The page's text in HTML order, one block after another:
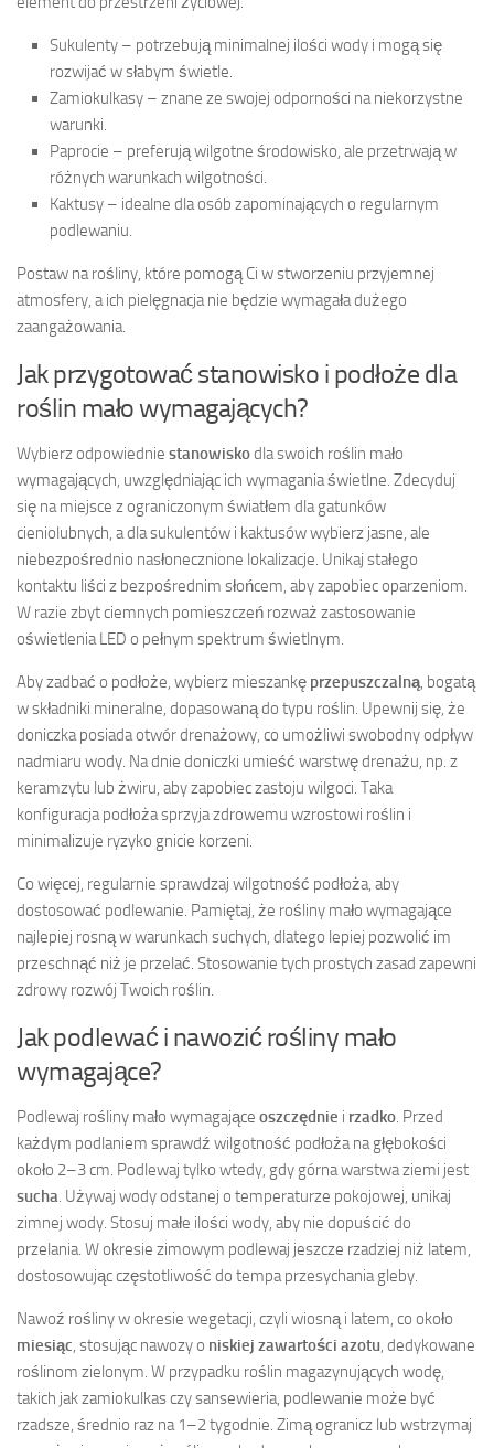
Sukulenty – potrzebują minimalnej ilości wody i mogą się
rozwijać w słabym świetle.
Zamiokulkasy – znane ze swojej odporności na niekorzystne
warunki.
Paprocie – preferują wilgotne środowisko, ale przetrwają w
różnych warunkach wilgotności.
Kaktusy – idealne dla osób zapominających o regularnym
podlewaniu.
Postaw na rośliny, które pomogą Ci w stworzeniu przyjemnej
atmosfery, a ich pielęgnacja nie będzie wymagała dużego
zaangażowania.
Jak przygotować stanowisko i podłoże dla
roślin mało wymagających?
Wybierz odpowiednie stanowiskodla swoich roślin mało
wymagających, uwzględniając ich wymagania świetlne. Zdecyduj
się na miejsce z ograniczonym światłem dla gatunków
cieniolubnych, a dla sukulentów i kaktusów wybierz jasne, ale
niebezpośrednio nasłonecznione lokalizacje. Unikaj stałego
kontaktu liści z bezpośrednim słońcem, aby zapobiec oparzeniom.
W razie zbyt ciemnych pomieszczeń rozważ zastosowanie
oświetlenia LED o pełnym spektrum świetlnym.
Aby zadbać o podłoże, wybierz mieszankę przepuszczalną , bogatą
w składniki mineralne, dopasowaną do typu roślin. Upewnij się, że
doniczka posiada otwór drenażowy, co umożliwi swobodny odpływ
nadmiaru wody. Na dnie doniczki umieść warstwę drenażu, np. z
keramzytu lub żwiru, aby zapobiec zastoju wilgoci. Taka
konfiguracja podłoża sprzyja zdrowemu wzrostowi roślin i
minimalizuje ryzyko gnicie korzeni.
Co więcej, regularnie sprawdzaj wilgotność podłoża, aby
dostosować podlewanie. Pamiętaj, że rośliny mało wymagające
najlepiej rosną w warunkach suchych, dlatego lepiej pozwolić im
przeschnąć niż je przelać. Stosowanie tych prostych zasad zapewni
zdrowy rozwój Twoich roślin.
Jak podlewać i nawozić rośliny mało
wymagające?
Podlewaj rośliny mało wymagające oszczędnie i rzadko . Przed
każdym podlaniem sprawdź wilgotność podłoża na głębokości
około 2–3 cm. Podlewaj tylko wtedy, gdy górna warstwa ziemi jest
sucha . Używaj wody odstanej o temperaturze pokojowej, unikaj
zimnej wody. Stosuj małe ilości wody, aby nie dopuścić do
przelania. W okresie zimowym podlewaj jeszcze rzadziej niż latem,
dostosowując częstotliwość do tempa przesychania gleby.
Nawoź rośliny w okresie wegetacji, czyli wiosną i latem, co około
miesiąc , stosując nawozy o niskiej zawartości azotu , dedykowane
roślinom zielonym. W przypadku roślin magazynujących wodę,
takich jak zamiokulkas czy sansewieria, podlewanie może być
rzadsze, średnio raz na 1–2 tygodnie. Zimą ogranicz lub wstrzymaj